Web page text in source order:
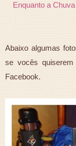
Enquanto a
Abaixo algumas
se vocês
Facebook.